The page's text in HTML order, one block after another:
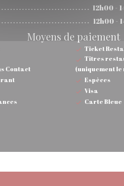
12h00 -
12h00 -
Moyens de paiement
Ticket
Contact
Titres
(uniquement le
Espèces
Visa
Carte Bleue